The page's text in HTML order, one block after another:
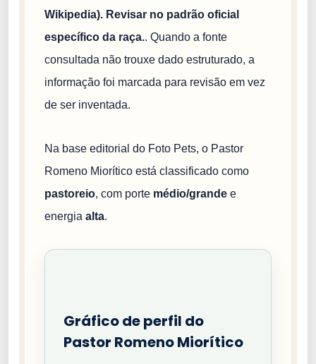
Wikipedia). Revisar no padrão oficial
específico da raça.. Quando a fonte
consultada não trouxe dado estruturado, a
informação foi marcada para revisão em vez
de ser inventada.
Na base editorial do Foto Pets, o Pastor
Romeno Miorítico está classificado como
pastoreio, com porte médio/grande e
energia alta.
Gráfico de perfil do
Pastor Romeno Miorítico